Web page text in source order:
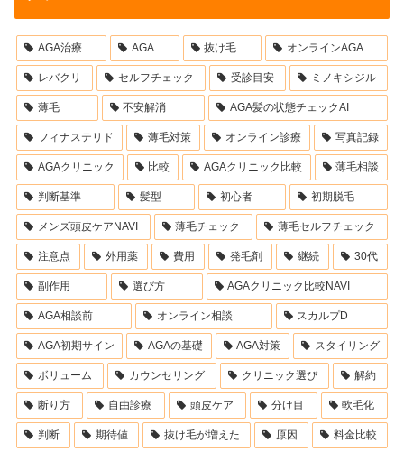
AGA治療 AGA 抜け毛 オンラインAGA
レバクリ セルフチェック 受診目安 ミノキシジル
薄毛 不安解消 AGA髪の状態チェックAI
フィナステリド 薄毛対策 オンライン診療 写真記録
AGAクリニック 比較 AGAクリニック比較 薄毛相談
判断基準 髪型 初心者 初期脱毛
メンズ頭皮ケアNAVI 薄毛チェック 薄毛セルフチェック
注意点 外用薬 費用 発毛剤 継続 30代
副作用 選び方 AGAクリニック比較NAVI
AGA相談前 オンライン相談 スカルプD
AGA初期サイン AGAの基礎 AGA対策 スタイリング
ボリューム カウンセリング クリニック選び 解約
断り方 自由診療 頭皮ケア 分け目 軟毛化
判断 期待値 抜け毛が増えた 原因 料金比較